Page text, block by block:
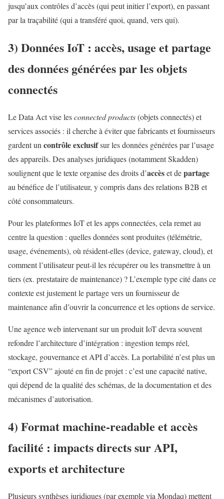
jusqu’aux contrôles d’accès (qui peut initier l’export), en passant
par la traçabilité (qui a transféré quoi, quand, vers qui).
3) Données IoT : accès, usage et partage
des données générées par les objets
connectés
Le Data Act vise lesconnected products(objets connectés) et
services associés : il cherche à éviter que fabricants et fournisseurs
gardent un contrôle exclusifsur les données générées par l’usage
des appareils. Des analyses juridiques (notamment Skadden)
soulignent que le texte organise des droits d’accèset departage
au bénéfice de l’utilisateur, y compris dans des relations B2B et
côté consommateurs.
Pour les plateformes IoT et les apps connectées, cela remet au
centre la question : quelles données sont produites (télémétrie,
usage, événements), où résident-elles (device, gateway, cloud), et
comment l’utilisateur peut-il les récupérer ou les transmettre à un
tiers (ex. prestataire de maintenance) ? L’exemple type cité dans ce
contexte est justement le partage vers un fournisseur de
maintenance afin d’ouvrir la concurrence et les options de service.
Une agence web intervenant sur un produit IoT devra souvent
refondre l’architecture d’intégration : ingestion temps réel,
stockage, gouvernance et API d’accès. La portabilité n’est plus un
“export CSV” ajouté en fin de projet : c’est une capacité native,
qui dépend de la qualité des schémas, de la documentation et des
mécanismes d’autorisation.
4) Format machine-readable et accès
facilité : impacts directs sur API,
exports et architecture
Plusieurs synthèses juridiques (par exemple via Mondaq) mettent